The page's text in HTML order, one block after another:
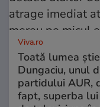
Viva.ro
Toată lumea
Dungaciu, unul
partidului AUR,
fapt, superba